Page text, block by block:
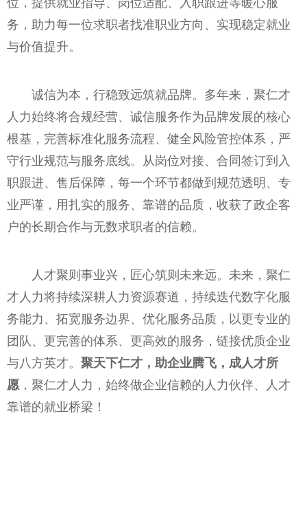
位，提供就业指导、岗位适配、入职跟进等暖心服
务，助力每一位求职者找准职业方向、实现稳定就业
与价值提升。
诚信为本，行稳致远筑就品牌。多年来，聚仁才
人力始终将合规经营、诚信服务作为品牌发展的核心
根基，完善标准化服务流程、健全风险管控体系，严
守行业规范与服务底线。从岗位对接、合同签订到入
职跟进、售后保障，每一个环节都做到规范透明、专
业严谨，用扎实的服务、靠谱的品质，收获了政企客
户的长期合作与无数求职者的信赖。
人才聚则事业兴，匠心筑则未来远。未来，聚仁
才人力将持续深耕人力资源赛道，持续迭代数字化服
务能力、拓宽服务边界、优化服务品质，以更专业的
团队、更完善的体系、更高效的服务，链接优质企业
与八方英才。 聚天下仁才，助企业腾飞，成人才所
愿 ，聚仁才人力，始终做企业信赖的人力伙伴、人才
靠谱的就业桥梁！